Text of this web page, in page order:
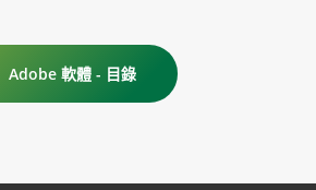
Adobe 軟體 - 目錄